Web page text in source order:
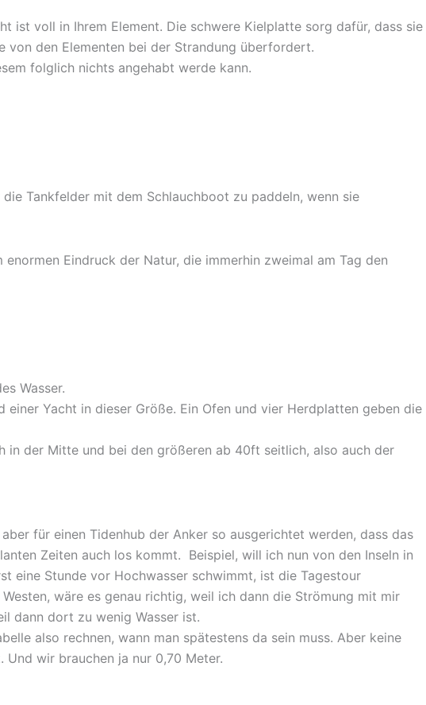
ist voll in Ihrem Element. Die schwere Kielplatte sorg dafür, dass sie
von den Elementen bei der Strandung überfordert.
folglich nichts angehabt werde kann.
Tankfelder mit dem Schlauchboot zu paddeln, wenn sie
Eindruck der Natur, die immerhin zweimal am Tag den
Wasser.
Yacht in dieser Größe. Ein Ofen und vier Herdplatten geben die
in der Mitte und bei den größeren ab 40ft seitlich, also auch der
für einen Tidenhub der Anker so ausgerichtet werden, dass das
Zeiten auch los kommt. Beispiel, will ich nun von den Inseln in
eine Stunde vor Hochwasser schwimmt, ist die Tagestour
wäre es genau richtig, weil ich dann die Strömung mit mir
dann dort zu wenig Wasser ist.
also rechnen, wann man spätestens da sein muss. Aber keine
wir brauchen ja nur 0,70 Meter.